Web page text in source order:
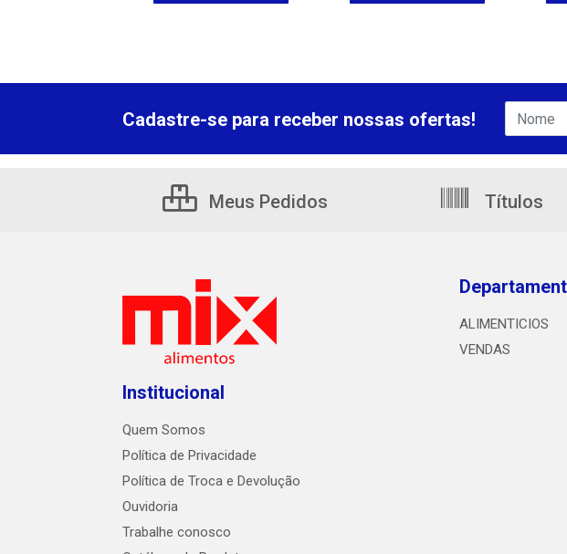
Cadastre-se para receber nossas ofertas!
Meus Pedidos Títulos
Institucional
Quem Somos
Política de Privacidade
Política de Troca e Devolução
Ouvidoria
Trabalhe conosco
ALIMENTICIOS
VENDAS